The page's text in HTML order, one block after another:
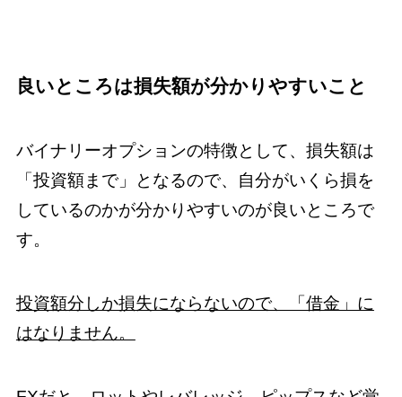
良いところは損失額が分かりやすいこと
バイナリーオプションの特徴として、損失額は
「投資額まで」となるので、自分がいくら損を
しているのかが分かりやすいのが良いところで
す。
投資額分しか損失にならないので、「借金」に
はなりません。